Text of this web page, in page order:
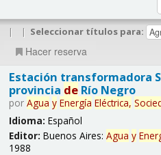
| | Seleccionar títulos para:
Hacer reserva
Estación transformadora
provincia deRío Negro
por Agua y Energía Eléctrica,
Idioma: Español
Editor: Buenos Aires: Agua y
1988